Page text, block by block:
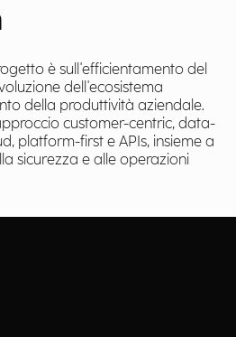
è sull'efficientamento del
dell'ecosistema
della produttività aziendale.
customer-centric, data-
platform-first e APIs, insieme a
sicurezza e alle operazioni